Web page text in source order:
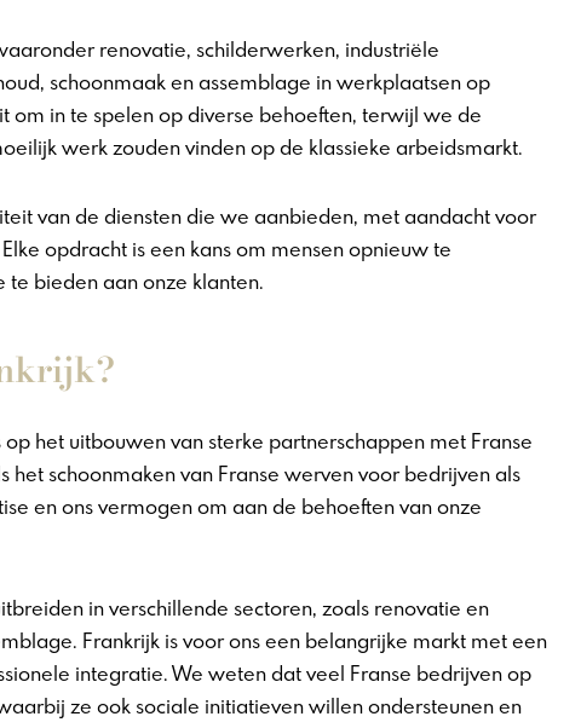
renovatie, schilderwerken, industriële
schoonmaak en assemblage in werkplaatsen op
in te spelen op diverse behoeften, terwijl we de
werk zouden vinden op de klassieke arbeidsmarkt.
van de diensten die we aanbieden, met aandacht voor
opdracht is een kans om mensen opnieuw te
bieden aan onze klanten.
het uitbouwen van sterke partnerschappen met Franse
schoonmaken van Franse werven voorbedrijven als
en ons vermogen om aan de behoeften van onze
in verschillende sectoren, zoals renovatie en
Frankrijk is voor ons een belangrijke markt met een
integratie. We weten dat veel Franse bedrijven op
ze ook sociale initiatieven willen ondersteunen en